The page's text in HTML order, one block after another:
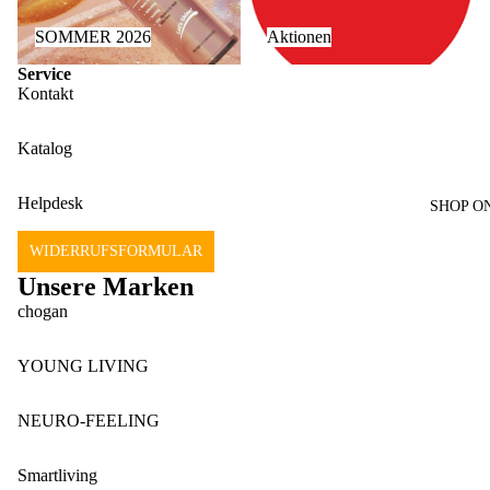
SHOP
SOMMER 2026
Aktionen
Service
Kontakt
Katalog
Helpdesk
WIDERRUFSFORMULAR
Unsere Marken
chogan
YOUNG LIVING
NEURO-FEELING
Smartliving